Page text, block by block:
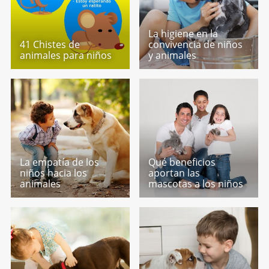
41 Chistes de
animales para niños
La higiene en la
convivencia de niños
y animales
La empatía de los
niños hacia los
animales
Qué beneficios
aportan las
mascotas a los niños